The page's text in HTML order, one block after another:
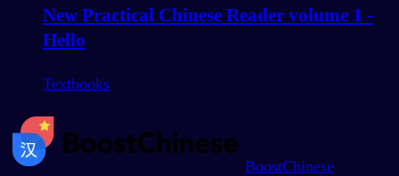
New Practical Chinese Reader volume 1 -
Hello
Textbooks
BoostChinese